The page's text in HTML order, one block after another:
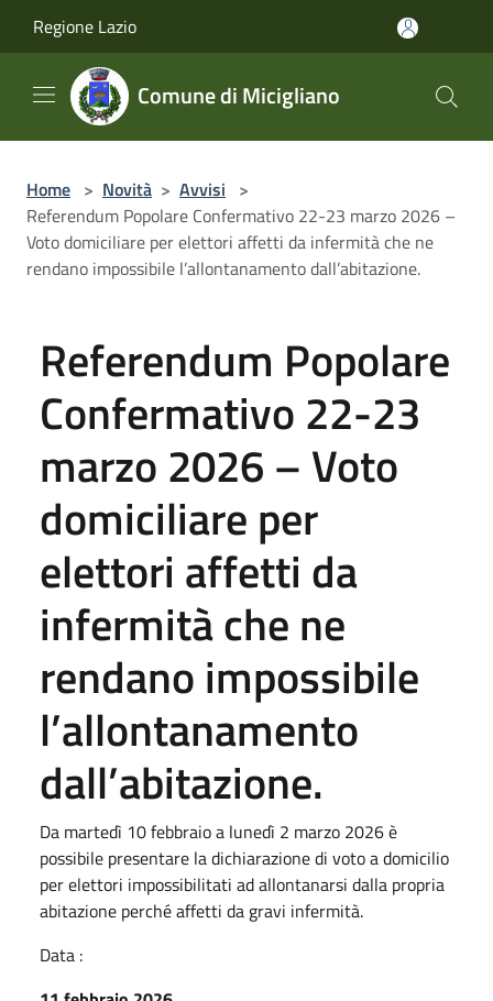
Regione Lazio
Comune di Micigliano
Home > Novità > Avvisi >
Referendum Popolare Confermativo 22-23 marzo 2026 –
Voto domiciliare per elettori affetti da infermità che ne
rendano impossibile l’allontanamento dall’abitazione.
Referendum Popolare
Confermativo 22-23
marzo 2026 – Voto
domiciliare per
elettori affetti da
infermità che ne
rendano impossibile
l’allontanamento
dall’abitazione.
Da martedì 10 febbraio a lunedì 2 marzo 2026 è
possibile presentare la dichiarazione di voto a domicilio
per elettori impossibilitati ad allontanarsi dalla propria
abitazione perché affetti da gravi infermità.
Data :